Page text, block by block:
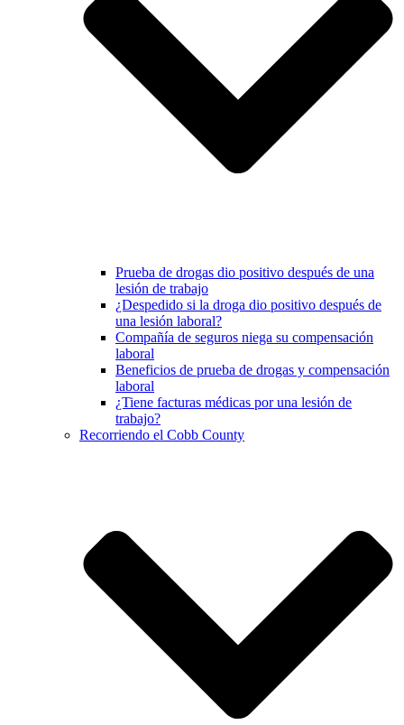
Prueba de drogas dio positivo después de una
lesión de trabajo
¿Despedido si la droga dio positivo después de
una lesión laboral?
Compañía de seguros niega su compensación
laboral
Beneficios de prueba de drogas y compensación
laboral
¿Tiene facturas médicas por una lesión de
trabajo?
Recorriendo el Cobb County